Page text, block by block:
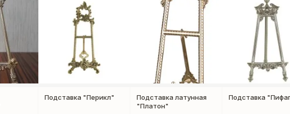
Подставка "Перикл"
Подставка латунная
"Платон"
Подставка